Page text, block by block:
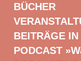
BÜCHER
BEITRÄGE IN
PODCAST